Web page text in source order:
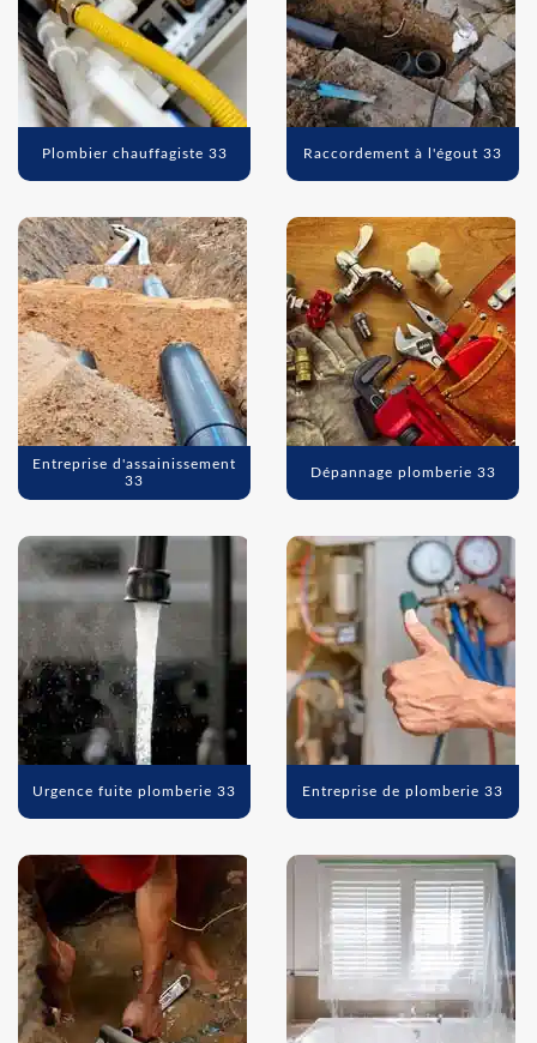
Plombier chauffagiste 33 Raccordement à l'égout 33
Entreprise d'assainissement
33
Dépannage plomberie 33
Urgence fuite plomberie 33 Entreprise de plomberie 33